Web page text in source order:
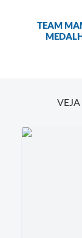
TEAM